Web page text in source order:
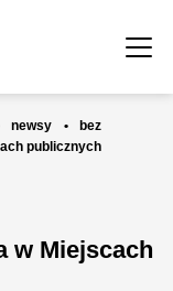
newsy •
bez
publicznych
w Miejscach